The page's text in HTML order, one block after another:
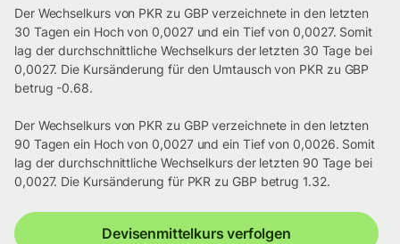
Der Wechselkurs von PKR zu GBP verzeichnete in den letzten
30 Tagen ein Hoch von 0,0027 und ein Tief von 0,0027. Somit
lag der durchschnittliche Wechselkurs der letzten 30 Tage bei
0,0027. Die Kursänderung für den Umtausch von PKR zu GBP
betrug -0.68.
Der Wechselkurs von PKR zu GBP verzeichnete in den letzten
90 Tagen ein Hoch von 0,0027 und ein Tief von 0,0026. Somit
lag der durchschnittliche Wechselkurs der letzten 90 Tage bei
0,0027. Die Kursänderung für PKR zu GBP betrug 1.32.
Devisenmittelkurs verfolgen